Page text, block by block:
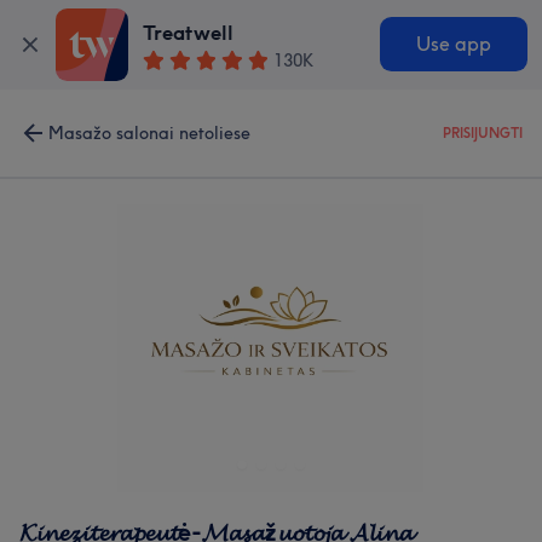
Treatwell
130K
Use app
Masažo salonai netoliese PRISIJUNGTI
𝓚𝓲𝓷𝓮𝔃𝓲𝓽𝓮𝓻𝓪𝓹𝓮𝓾𝓽ė-𝓜𝓪𝓼𝓪ž𝓾𝓸𝓽𝓸𝓳𝓪 𝓐𝓵𝓲𝓷𝓪